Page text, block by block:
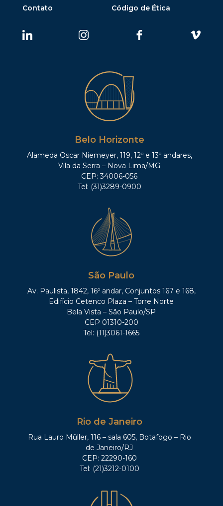
Contato
Código de Ética
Belo Horizonte
Alameda Oscar Niemeyer, 119, 12º e 13º andares,
Vila da Serra – Nova Lima/MG
CEP: 34006-056
Tel: (31)3289-0900
São Paulo
Av. Paulista, 1842, 16º andar, Conjuntos 167 e 168,
Edifício Cetenco Plaza – Torre Norte
Bela Vista – São Paulo/SP
CEP 01310-200
Tel: (11)3061-1665
Rio de Janeiro
Rua Lauro Müller, 116 – sala 605, Botafogo – Rio
de Janeiro/RJ
CEP: 22290-160
Tel: (21)3212-0100